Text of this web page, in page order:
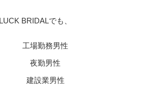
LUCK BRIDALでも、
工場勤務男性
夜勤男性
建設業男性